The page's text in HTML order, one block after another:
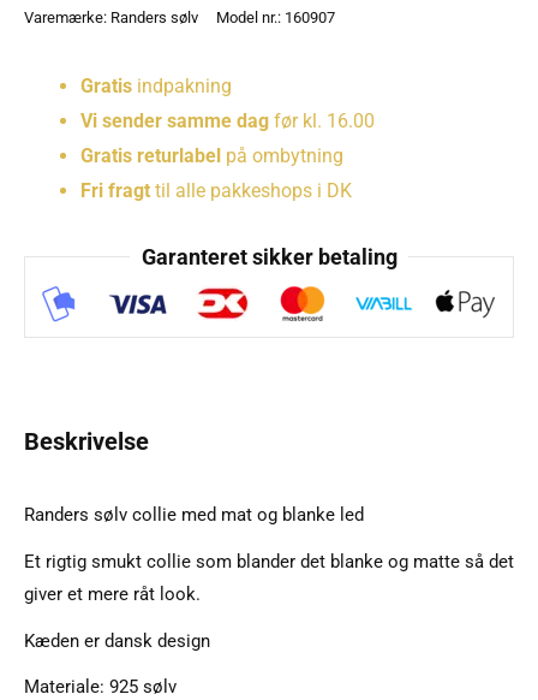
Varemærke: Randers sølv Model nr.: 160907
Gratis indpakning
Vi sender samme dag før kl. 16.00
Gratis returlabel på ombytning
Fri fragt til alle pakkeshops i DK
Garanteret sikker betaling
Beskrivelse
Randers sølv collie med mat og blanke led
Et rigtig smukt collie som blander det blanke og matte så det
giver et mere råt look.
Kæden er dansk design
Materiale: 925 sølv